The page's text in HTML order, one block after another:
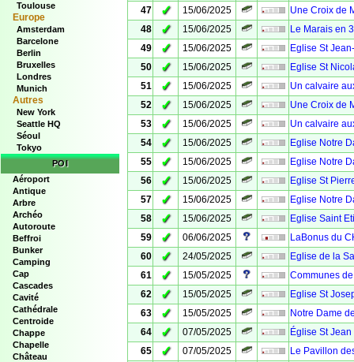
Toulouse
Europe
Amsterdam
Barcelone
Berlin
Bruxelles
Londres
Munich
Autres
New York
Seattle HQ
Séoul
Tokyo
POI
Aéroport
Antique
Arbre
Archéo
Autoroute
Beffroi
Bunker
Camping
Cap
Cascades
Cavité
Cathédrale
Centroide
Chappe
Chapelle
Château
47
✓ 15/06/2025
Une Croix de
48
✓ 15/06/2025
Le Marais en
49
✓ 15/06/2025
Eglise St
50
✓ 15/06/2025
Eglise St
51
✓ 15/06/2025
Un calvaire
52
✓ 15/06/2025
Une Croix de
53
✓ 15/06/2025
Un calvaire
54
✓ 15/06/2025
Eglise Notre
55
✓ 15/06/2025
Eglise Notre
56
✓ 15/06/2025
Eglise St
57
✓ 15/06/2025
Eglise Notre
58
✓ 15/06/2025
Eglise Saint
59
✓ 06/06/2025
LaBonus du
60
✓ 24/05/2025
Eglise de la
61
✓ 15/05/2025
Communes
62
✓ 15/05/2025
Eglise St
63
✓ 15/05/2025
Notre Dame
64
✓ 07/05/2025
Église St
65
✓ 07/05/2025
Le Pavillon